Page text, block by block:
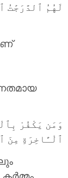
لَهُمُ ٱلدَّرَجَٰتُ
وَمَن يَكْفُرْ
ٱلْـَٔاخِرَةِ مِنَ